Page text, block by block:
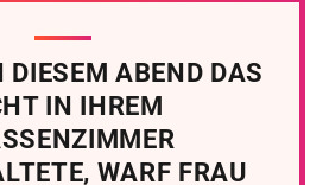
DIESEM ABEND DAS
IN IHREM
WARF FRAU